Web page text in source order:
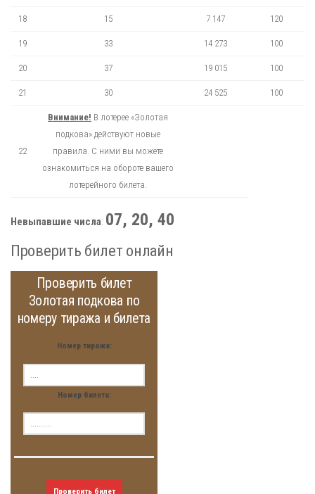
18 15 7 147 120
19 33 14 273 100
20 37 19 015 100
21 30 24 525 100
22
Внимание! В лотерее «Золотая
подкова» действуют новые
правила. С ними вы можете
ознакомиться на обороте вашего
лотерейного билета.
Невыпавшие числа: 07, 20, 40
Проверить билет онлайн
Проверить билет
Золотая подкова по
номеру тиража и билета
Номер тиража:
Номер билета:
Проверить билет